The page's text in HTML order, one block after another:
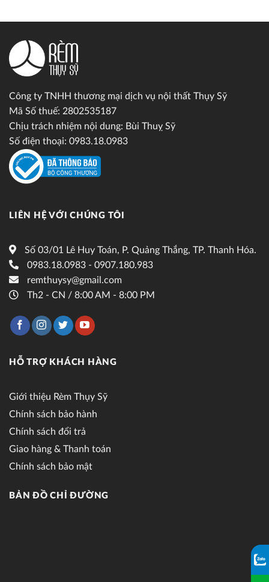
Công ty TNHH thương mại dịch vụ nội thất Thụy Sỹ
Mã Số thuế: 2802535187
Chịu trách nhiệm nội dung: Bùi Thuỵ Sỹ
Số điện thoại: 0983.18.0983
LIÊN HỆ VỚI CHÚNG TÔI
Số 03/01 Lê Huy Toán, P. Quảng Thắng, TP. Thanh Hóa.
0983.18.0983 - 0907.180.983
remthuysy@gmail.com
Th2 - CN / 8:00 AM - 8:00 PM
HỖ TRỢ KHÁCH HÀNG
Giới thiệu Rèm Thụy Sỹ
Chính sách bảo hành
Chính sách đổi trả
Giao hàng & Thanh toán
Chính sách bảo mật
BẢN ĐỒ CHỈ ĐƯỜNG